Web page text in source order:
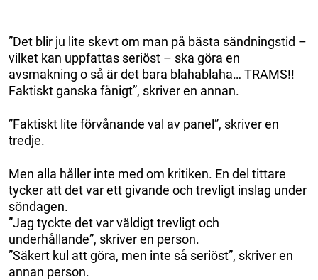
”Det blir ju lite skevt om man på bästa sändningstid –
vilket kan uppfattas seriöst – ska göra en
avsmakning o så är det bara blahablaha… TRAMS!!
Faktiskt ganska fånigt”, skriver en annan.
”Faktiskt lite förvånande val av panel”, skriver en
tredje.
Men alla håller inte med om kritiken. En del tittare
tycker att det var ett givande och trevligt inslag under
söndagen.
”Jag tyckte det var väldigt trevligt och
underhållande”, skriver en person.
”Säkert kul att göra, men inte så seriöst”, skriver en
annan person.